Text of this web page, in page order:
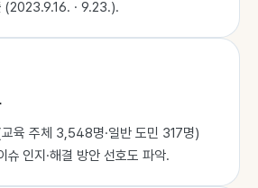
(2023.9.16. · 9.23.).
육 주체 3,548명·일반 도민 317명)
슈 인지·해결 방안 선호도 파악.